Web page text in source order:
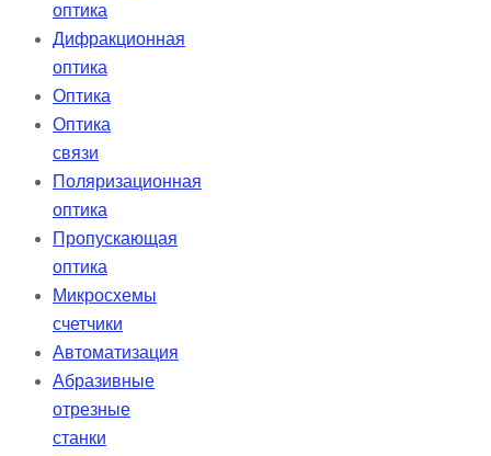
оптика
Дифракционная
оптика
Оптика
Оптика
связи
Поляризационная
оптика
Пропускающая
оптика
Микросхемы
счетчики
Автоматизация
Абразивные
отрезные
станки